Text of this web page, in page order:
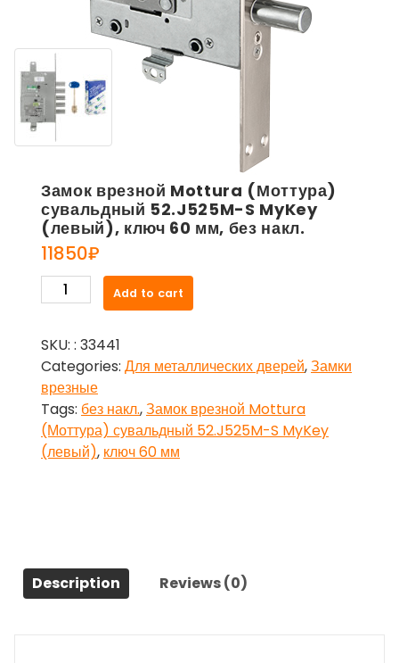
Замок врезной Mottura (Моттура)
сувальдный 52.J525M-S MyKey
(левый), ключ 60 мм, без накл.
11850₽
Замок
врезной
(Моттура)
сувальдный
52.J525M-
S
MyKey
(левый),
накл.
quantity
Add to cart
SKU: : 33441
Categories: Для металлических дверей,Замки
врезные
Tags: без накл.,Замок врезной Mottura
(Моттура) сувальдный 52.J525M-S MyKey
(левый), ключ 60 мм
Description Reviews (0)